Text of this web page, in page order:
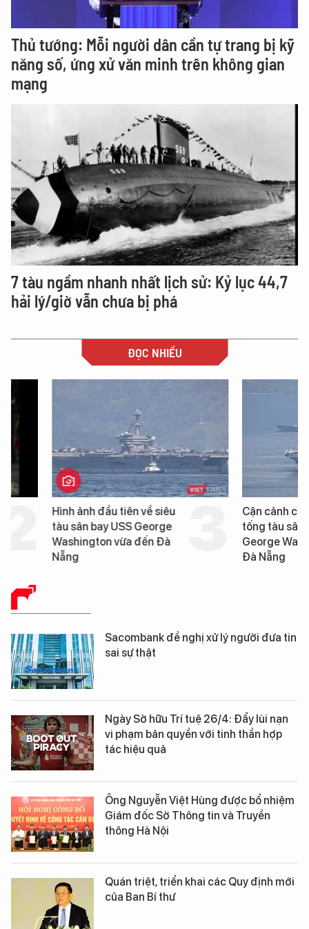
Thủ tướng: Mỗi người dân cần tự trang bị kỹ
năng số, ứng xử văn minh trên không gian
mạng
7 tàu ngầm nhanh nhất lịch sử: Kỷ lục 44,7
hải lý/giờ vẫn chưa bị phá
ĐỌC NHIỀU
Hình ảnh đầu tiên về siêu
tàu sân bay USS George
Washington vừa đến Đà
Cận cảnh chiến hạm
tống tàu sân bay USS
George Washington
Đà Nẵng
BÁO CHÍ SỐ
Sacombank đề nghị xử lý người đưa tin
sai sự thật
Ngày Sở hữu Trí tuệ 26/4: Đẩy lùi nạn
vi phạm bản quyền với tinh thần hợp
tác hiệu quả
Ông Nguyễn Việt Hùng được bổ nhiệm
Giám đốc Sở Thông tin và Truyền
thông Hà Nội
Quán triệt, triển khai các Quy định mới
của Ban Bí thư